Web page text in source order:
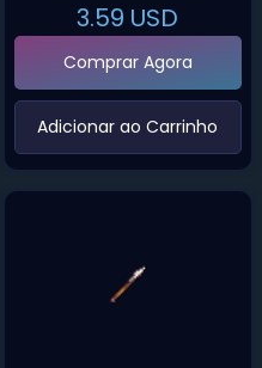
3.59 USD
Comprar Agora
‌Adicionar ao Carrinho‌